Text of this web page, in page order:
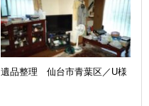
遺品整理 仙台市青葉区／U様